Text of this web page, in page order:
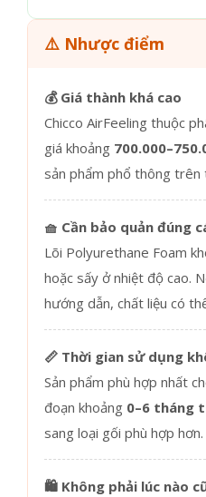
⚠️ Nhược điểm
💰 Giá thành khá cao
Chicco AirFeeling thuộc
giá khoảng
sản phẩm phổ thông
🧺 Cần bảo quản đúng
Lõi Polyurethane Foam
hoặc sấy ở nhiệt độ cao.
hướng dẫn, chất liệu có
📏 Thời gian sử dụng
Sản phẩm phù hợp nhất
đoạn khoảng 0–6 tháng
sang loại gối phù hợp hơn.
🛍️ Không phải lúc nào